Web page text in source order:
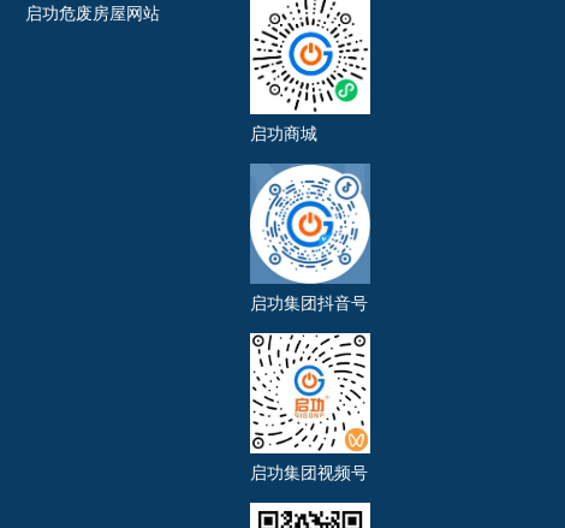
启功危废房屋网站
启功商城
启功集团抖音号
启功集团视频号